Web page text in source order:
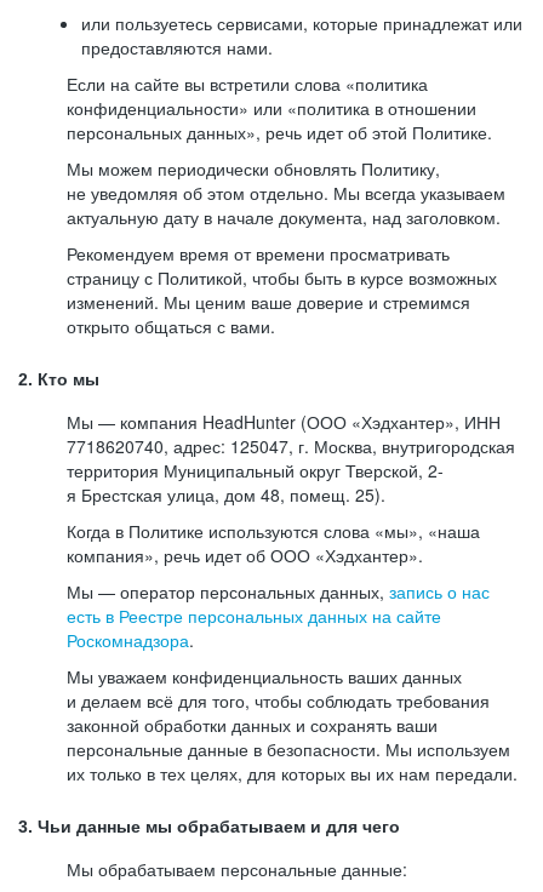
или пользуетесь сервисами, которые принадлежат или
предоставляются нами.
Если на сайте вы встретили слова «политика
конфиденциальности» или «политика в отношении
персональных данных», речь идет об этой Политике.
Мы можем периодически обновлять Политику,
не уведомляя об этом отдельно. Мы всегда указываем
актуальную дату в начале документа, над заголовком.
Рекомендуем время от времени просматривать
страницу с Политикой, чтобы быть в курсе возможных
изменений. Мы ценим ваше доверие и стремимся
открыто общаться с вами.
2. Кто мы
Мы — компания HeadHunter (ООО «Хэдхантер», ИНН
7718620740, адрес: 125047, г. Москва, внутригородская
территория Муниципальный округ Тверской, 2-
я Брестская улица, дом 48, помещ. 25).
Когда в Политике используются слова «мы», «наша
компания», речь идет об ООО «Хэдхантер».
Мы — оператор персональных данных, запись о нас
есть в Реестре персональных данных на сайте
Роскомнадзора.
Мы уважаем конфиденциальность ваших данных
и делаем всё для того, чтобы соблюдать требования
законной обработки данных и сохранять ваши
персональные данные в безопасности. Мы используем
их только в тех целях, для которых вы их нам передали.
3. Чьи данные мы обрабатываем и для чего
Мы обрабатываем персональные данные: